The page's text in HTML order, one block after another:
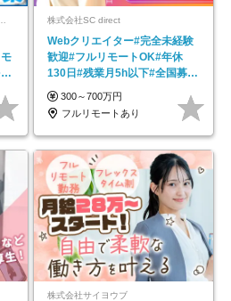
インターネットグループ】 株式会社SC direct
Webクリエイター#完全未経験
歓迎#フルリモートOK#年休
130日#残業月5h以下#全国募集
#最大1年の研修
300～700万円
フルリモートあり
株式会社サイヨウブ